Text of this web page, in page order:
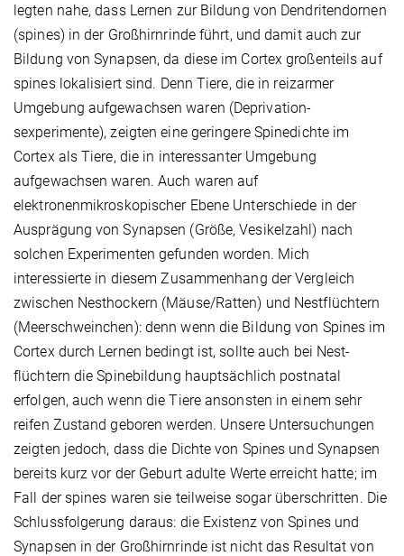
legten nahe, dass Lernen zur Bildung von Dendritendornen
(spines) in der Großhirnrinde führt, und damit auch zur
Bildung von Synapsen, da diese im Cortex großenteils auf
spines lokalisiert sind. Denn Tiere, die in reizarmer
Umgebung aufgewachsen waren (Deprivation­
sexperimente), zeigten eine geringere Spinedichte im
Cortex als Tiere, die in interessanter Umgebung
aufgewachsen waren. Auch waren auf
elektronenmikroskopischer Ebene Unterschiede in der
Ausprägung von Synapsen (Größe, Vesikelzahl) nach
solchen Experimenten gefunden worden. Mich
interessierte in diesem Zusammenhang der Vergleich
zwischen Nesthockern (Mäuse/Ratten) und Nestflüchtern
(Meerschweinchen): denn wenn die Bildung von Spines im
Cortex durch Lernen bedingt ist, sollte auch bei Nest­
flüchtern die Spinebildung hauptsächlich postnatal
erfolgen, auch wenn die Tiere ansonsten in einem sehr
reifen Zustand geboren werden. Unsere Untersuchungen
zeigten jedoch, dass die Dichte von Spines und Synapsen
bereits kurz vor der Geburt adulte Werte erreicht hatte; im
Fall der spines waren sie teilweise sogar überschritten. Die
Schluss­folgerung daraus: die Existenz von Spines und
Synapsen in der Großhirnrinde ist nicht das Resultat von